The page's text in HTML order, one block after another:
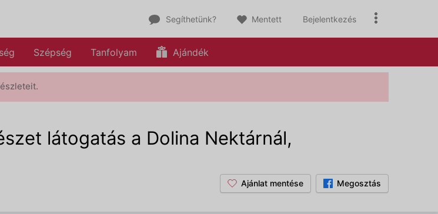
Segíthetünk? Mentett Bejelentkezés
Szépség Tanfolyam Ajándék
látogatás a Dolina Nektárnál,
Megosztás
Ajánlat mentése